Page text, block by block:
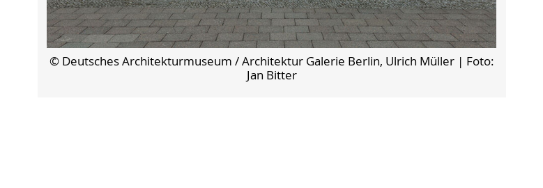
© Deutsches Architekturmuseum / Architektur Galerie Berlin, Ulrich Müller | Foto:
Jan Bitter